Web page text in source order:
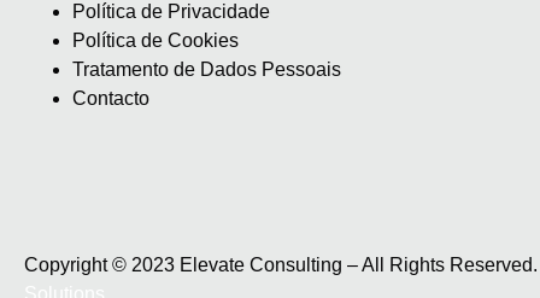
Política de Privacidade
Política de Cookies
Tratamento de Dados Pessoais
Contacto
Copyright © 2023 Elevate Consulting – All Rights